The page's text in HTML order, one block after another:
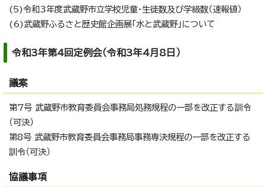
(5)令和3年度武蔵野市立学校児童・生徒数及び学級数（速報値）
(6)武蔵野ふるさと歴史館企画展「水と武蔵野」について
令和3年第4回定例会（令和3年4月8日）
議案
第7号 武蔵野市教育委員会事務局処務規程の一部を改正する訓令
（可決）
第8号 武蔵野市教育委員会事務局事務専決規程の一部を改正する
訓令（可決）
協議事項